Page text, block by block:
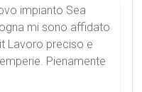
impianto Sea
mi sono affidato
Lavoro preciso e
Pienamente